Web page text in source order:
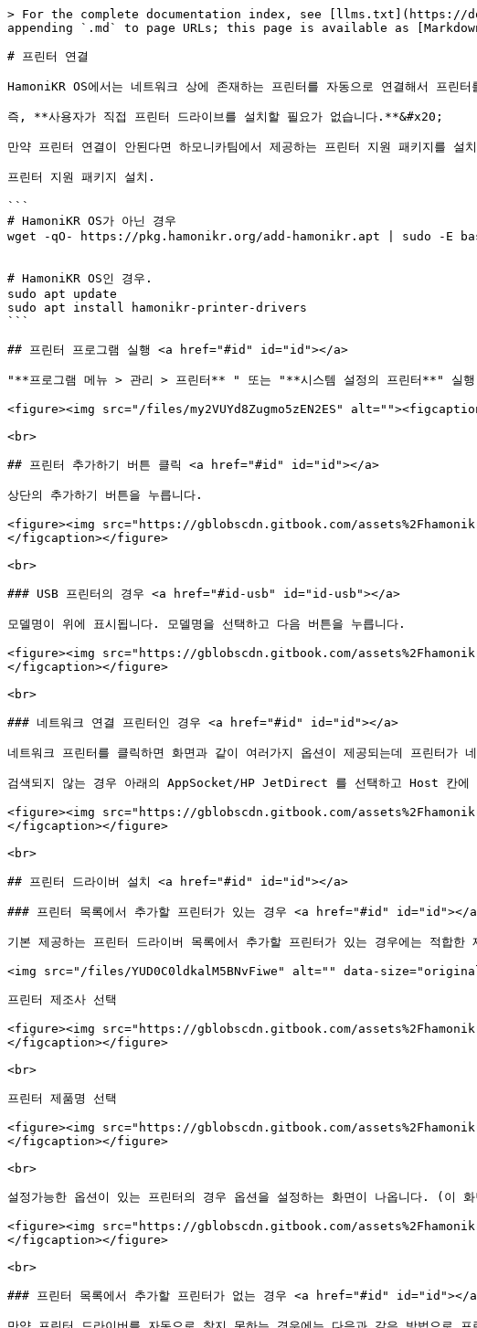
> For the complete documentation index, see [llms.txt](https://
appending `.md` to page URLs; this page is available as
# 프린터 연결
HamoniKR OS에서는 네트워크 상에 존재하는 프린터를 자동으로 연결해서 프린
즉, **사용자가 직접 프린터 드라이브를 설치할 필요가 없습니다.**&#x20;
만약 프린터 연결이 안된다면 하모니카팀에서 제공하는 프린터 지원 패키지를 설
프린터 지원 패키지 설치.
```
# HamoniKR OS가 아닌 경우
wget -qO- https://pkg.hamonikr.org/add-hamonikr.apt | sudo -E
# HamoniKR OS인 경우.
sudo apt update
sudo apt install hamonikr-printer-drivers
```
## 프린터 프로그램 실행 <a href="#id" id="id"></a>
"**프로그램 메뉴 > 관리 > 프린터** " 또는 "**시스템 설정의 프린터**"
<figure><img src="/files/my2VUYd8Zugmo5zEN2ES"
<br>
## 프린터 추가하기 버튼 클릭 <a href="#id" id="id"></a>
상단의 추가하기 버튼을 누릅니다.
<figure><img src="https://gblobscdn.gitbook.com/
</figcaption></figure>
<br>
### USB 프린터의 경우 <a href="#id-usb" id="id-usb"></a>
모델명이 위에 표시됩니다. 모델명을 선택하고 다음 버튼을 누릅니다.
<figure><img src="https://gblobscdn.gitbook.com/
</figcaption></figure>
<br>
### 네트워크 연결 프린터인 경우 <a href="#id" id="id"></a>
네트워크 프린터를 클릭하면 화면과 같이 여러가지 옵션이 제공되는데 프린터가
검색되지 않는 경우 아래의 AppSocket/HP JetDirect 를 선택하고 Host 칸에
<figure><img src="https://gblobscdn.gitbook.com/
</figcaption></figure>
<br>
## 프린터 드라이버 설치 <a href="#id" id="id"></a>
### 프린터 목록에서 추가할 프린터가 있는 경우 <a href="#id" id="id"></
기본 제공하는 프린터 드라이버 목록에서 추가할 프린터가 있는 경우에는 적합한
<img src="/files/YUD0C0ldkalM5BNvFiwe" alt="" data-
프린터 제조사 선택
<figure><img src="https://gblobscdn.gitbook.com/
</figcaption></figure>
<br>
프린터 제품명 선택
<figure><img src="https://gblobscdn.gitbook.com/
</figcaption></figure>
<br>
설정가능한 옵션이 있는 프린터의 경우 옵션을 설정하는 화면이 나옵니다. (이
<figure><img src="https://gblobscdn.gitbook.com/
</figcaption></figure>
<br>
### 프린터 목록에서 추가할 프린터가 없는 경우 <a href="#id" id="id"></